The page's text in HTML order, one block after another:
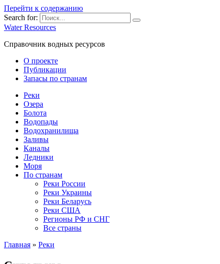
Перейти к содержанию
Search for:
Water Resources
Справочник водных ресурсов
О проекте
Публикации
Запасы по странам
Реки
Озера
Болота
Водопады
Водохранилища
Заливы
Каналы
Ледники
Моря
По странам
Реки России
Реки Украины
Реки Беларусь
Реки США
Регионы РФ и СНГ
Все страны
Главная » Реки